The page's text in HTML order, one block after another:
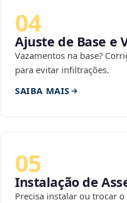
04
Ajuste de Base e
Vazamentos na base?
para evitar infiltrações.
SAIBA MAIS
05
Instalação de
Precisa instalar ou trocar